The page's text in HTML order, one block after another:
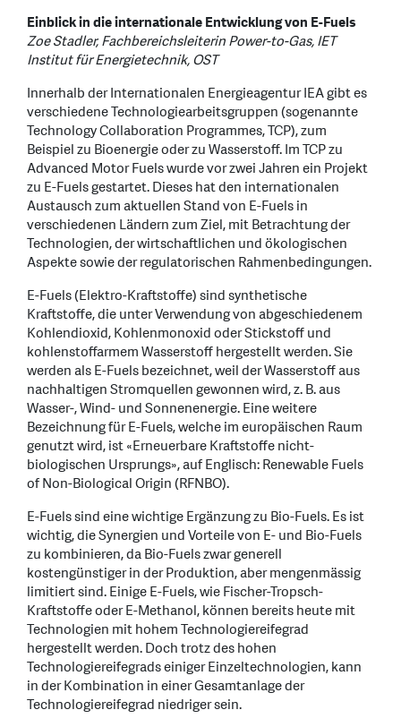
Einblick in die internationale Entwicklung von E-Fuels
Zoe Stadler, Fachbereichsleiterin Power-to-Gas, IET
Institut für Energietechnik, OST
Innerhalb der Internationalen Energieagentur IEA gibt es
verschiedene Technologiearbeitsgruppen (sogenannte
Technology Collaboration Programmes, TCP), zum
Beispiel zu Bioenergie oder zu Wasserstoff. Im TCP zu
Advanced Motor Fuels wurde vor zwei Jahren ein Projekt
zu E-Fuels gestartet. Dieses hat den internationalen
Austausch zum aktuellen Stand von E-Fuels in
verschiedenen Ländern zum Ziel, mit Betrachtung der
Technologien, der wirtschaftlichen und ökologischen
Aspekte sowie der regulatorischen Rahmenbedingungen.
E-Fuels (Elektro-Kraftstoffe) sind synthetische
Kraftstoffe, die unter Verwendung von abgeschiedenem
Kohlendioxid, Kohlenmonoxid oder Stickstoff und
kohlenstoffarmem Wasserstoff hergestellt werden. Sie
werden als E-Fuels bezeichnet, weil der Wasserstoff aus
nachhaltigen Stromquellen gewonnen wird, z. B. aus
Wasser-, Wind- und Sonnenenergie. Eine weitere
Bezeichnung für E-Fuels, welche im europäischen Raum
genutzt wird, ist «Erneuerbare Kraftstoffe nicht-
biologischen Ursprungs», auf Englisch: Renewable Fuels
of Non-Biological Origin (RFNBO).
E-Fuels sind eine wichtige Ergänzung zu Bio-Fuels. Es ist
wichtig, die Synergien und Vorteile von E- und Bio-Fuels
zu kombinieren, da Bio-Fuels zwar generell
kostengünstiger in der Produktion, aber mengenmässig
limitiert sind. Einige E-Fuels, wie Fischer-Tropsch-
Kraftstoffe oder E-Methanol, können bereits heute mit
Technologien mit hohem Technologiereifegrad
hergestellt werden. Doch trotz des hohen
Technologiereifegrads einiger Einzeltechnologien, kann
in der Kombination in einer Gesamtanlage der
Technologiereifegrad niedriger sein.